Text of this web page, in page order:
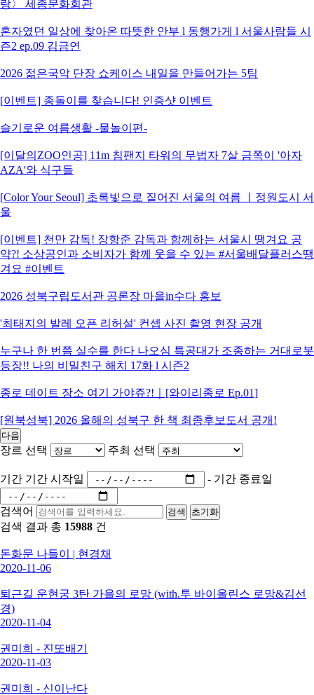
랑〉 세종문화회관
혼자였던 일상에 찾아온 따뜻한 안부 l 동행가게 l 서울사람들 시
즌2 ep.09 김금연
2026 젊은국악 단장 쇼케이스 내일을 만들어가는 5팀
[이벤트] 종돌이를 찾습니다! 인증샷 이벤트
슬기로운 여름생활 -물놀이편-
[이달의ZOO인공] 11m 침팬지 타워의 무법자 7살 금쪽이 '아자
AZA'와 식구들
[Color Your Seoul] 초록빛으로 짙어진 서울의 여름 ㅣ정원도시 서
울
[이벤트] 천만 감독! 장항준 감독과 함께하는 서울시 땡겨요 공
약?! 소상공인과 소비자가 함께 웃을 수 있는 #서울배달플러스땡
겨요 #이벤트
2026 성북구립도서관 공론장 마을in수다 홍보
'최태지의 발레 오픈 리허설' 컨셉 사진 촬영 현장 공개
누구나 한 번쯤 실수를 한다 나오심 특공대가 조종하는 거대로봇
등장!! 나의 비밀친구 해치 17화 l 시즌2
종로 데이트 장소 여기 가야쥬?!｜[와이리종로 Ep.01]
[원북성북] 2026 올해의 성북구 한 책 최종후보도서 공개!
다음
장르 선택 주최 선택
기간 기간 시작일 - 기간 종료일
검색어 검색 초기화
검색 결과 총 15988 건
돈화문 나들이 | 현경채
2020-11-06
퇴근길 운현궁 3탄 가을의 로망 (with.투 바이올린스 로망&김선
경)
2020-11-04
권미희 - 진또배기
2020-11-03
권미희 - 신이난다